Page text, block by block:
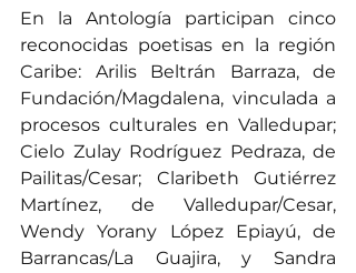
En la Antología participan cinco
reconocidas poetisas en la región
Caribe: Arilis Beltrán Barraza, de
Fundación/Magdalena, vinculada a
procesos culturales en Valledupar;
Cielo Zulay Rodríguez Pedraza, de
Pailitas/Cesar; Claribeth Gutiérrez
Martínez, de Valledupar/Cesar,
Wendy Yorany López Epiayú, de
Barrancas/La Guajira, y Sandra